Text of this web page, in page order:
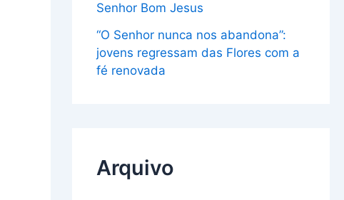
Senhor Bom Jesus
“O Senhor nunca nos abandona”:
jovens regressam das Flores com a
fé renovada
Arquivo